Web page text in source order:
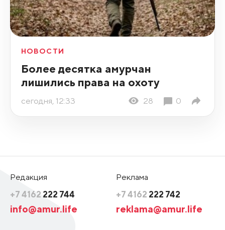
НОВОСТИ
Более десятка амурчан
лишились права на охоту
сегодня, 12:33 28 0
Редакция
+7 4162 222 744
info@amur.life
Реклама
+7 4162 222 742
reklama@amur.life